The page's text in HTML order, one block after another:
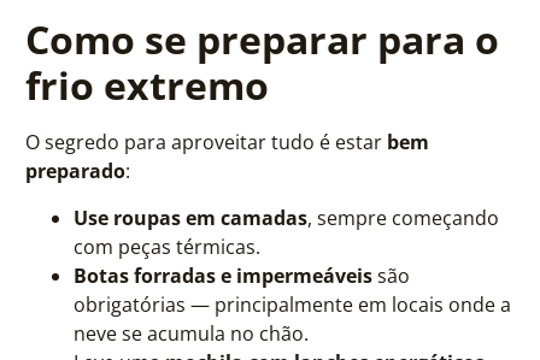
Como se preparar para o
frio extremo
O segredo para aproveitar tudo é estar bem
preparado:
Use roupas em camadas, sempre começando
com peças térmicas.
Botas forradas e impermeáveissão
obrigatórias — principalmente em locais onde a
neve se acumula no chão.